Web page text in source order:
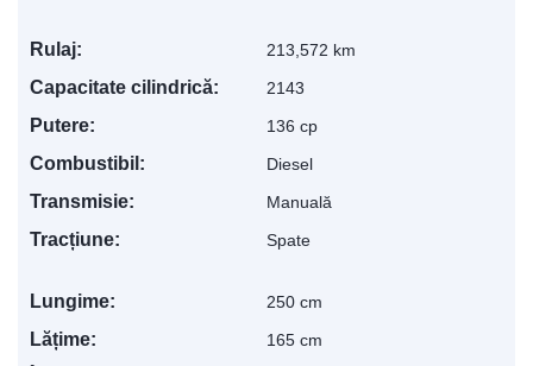
Rulaj: 213,572 km
Capacitate cilindrică: 2143
Putere: 136 cp
Combustibil: Diesel
Transmisie: Manuală
Tracțiune: Spate
Lungime: 250 cm
Lățime: 165 cm